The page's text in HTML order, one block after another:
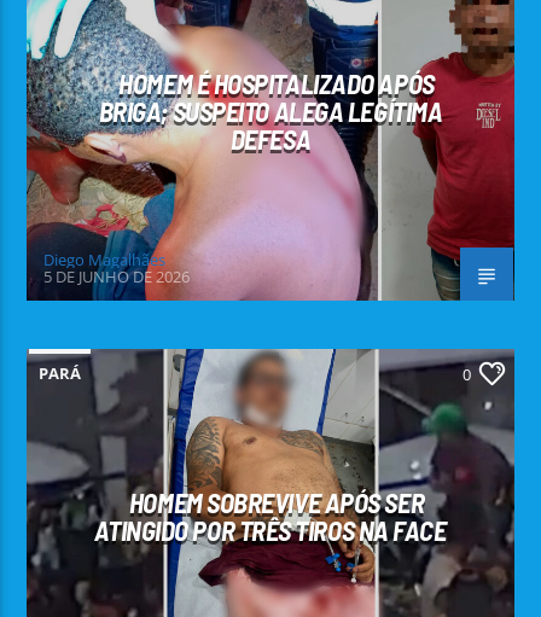
HOMEM É HOSPITALIZADO APÓS
BRIGA; SUSPEITO ALEGA LEGÍTIMA
DEFESA
Diego Magalhães
5 DE JUNHO DE 2026
PARÁ 0
HOMEM SOBREVIVE APÓS SER
ATINGIDO POR TRÊS TIROS NA FACE